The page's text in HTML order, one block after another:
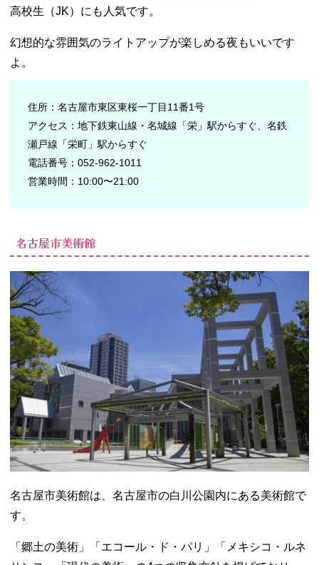
高校生（JK）にも人気です。
幻想的な雰囲気のライトアップが楽しめる夜もいいです
よ。
住所：名古屋市東区東桜一丁目11番1号
アクセス：地下鉄東山線・名城線「栄」駅からすぐ、名鉄
瀬戸線「栄町」駅からすぐ
電話番号：052-962-1011
営業時間：10:00〜21:00
名古屋市美術館
名古屋市美術館は、名古屋市の白川公園内にある美術館で
す。
「郷土の美術」「エコール・ド・パリ」「メキシコ・ルネ